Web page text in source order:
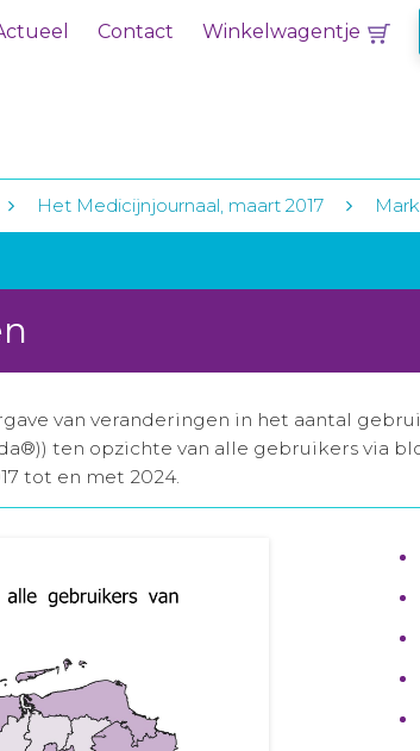
Contact Winkelwagentje
Het Medicijnjournaal, maart 2017
van veranderingen in het aantal
ten opzichte van alle gebruikers via
tot en met 2024.